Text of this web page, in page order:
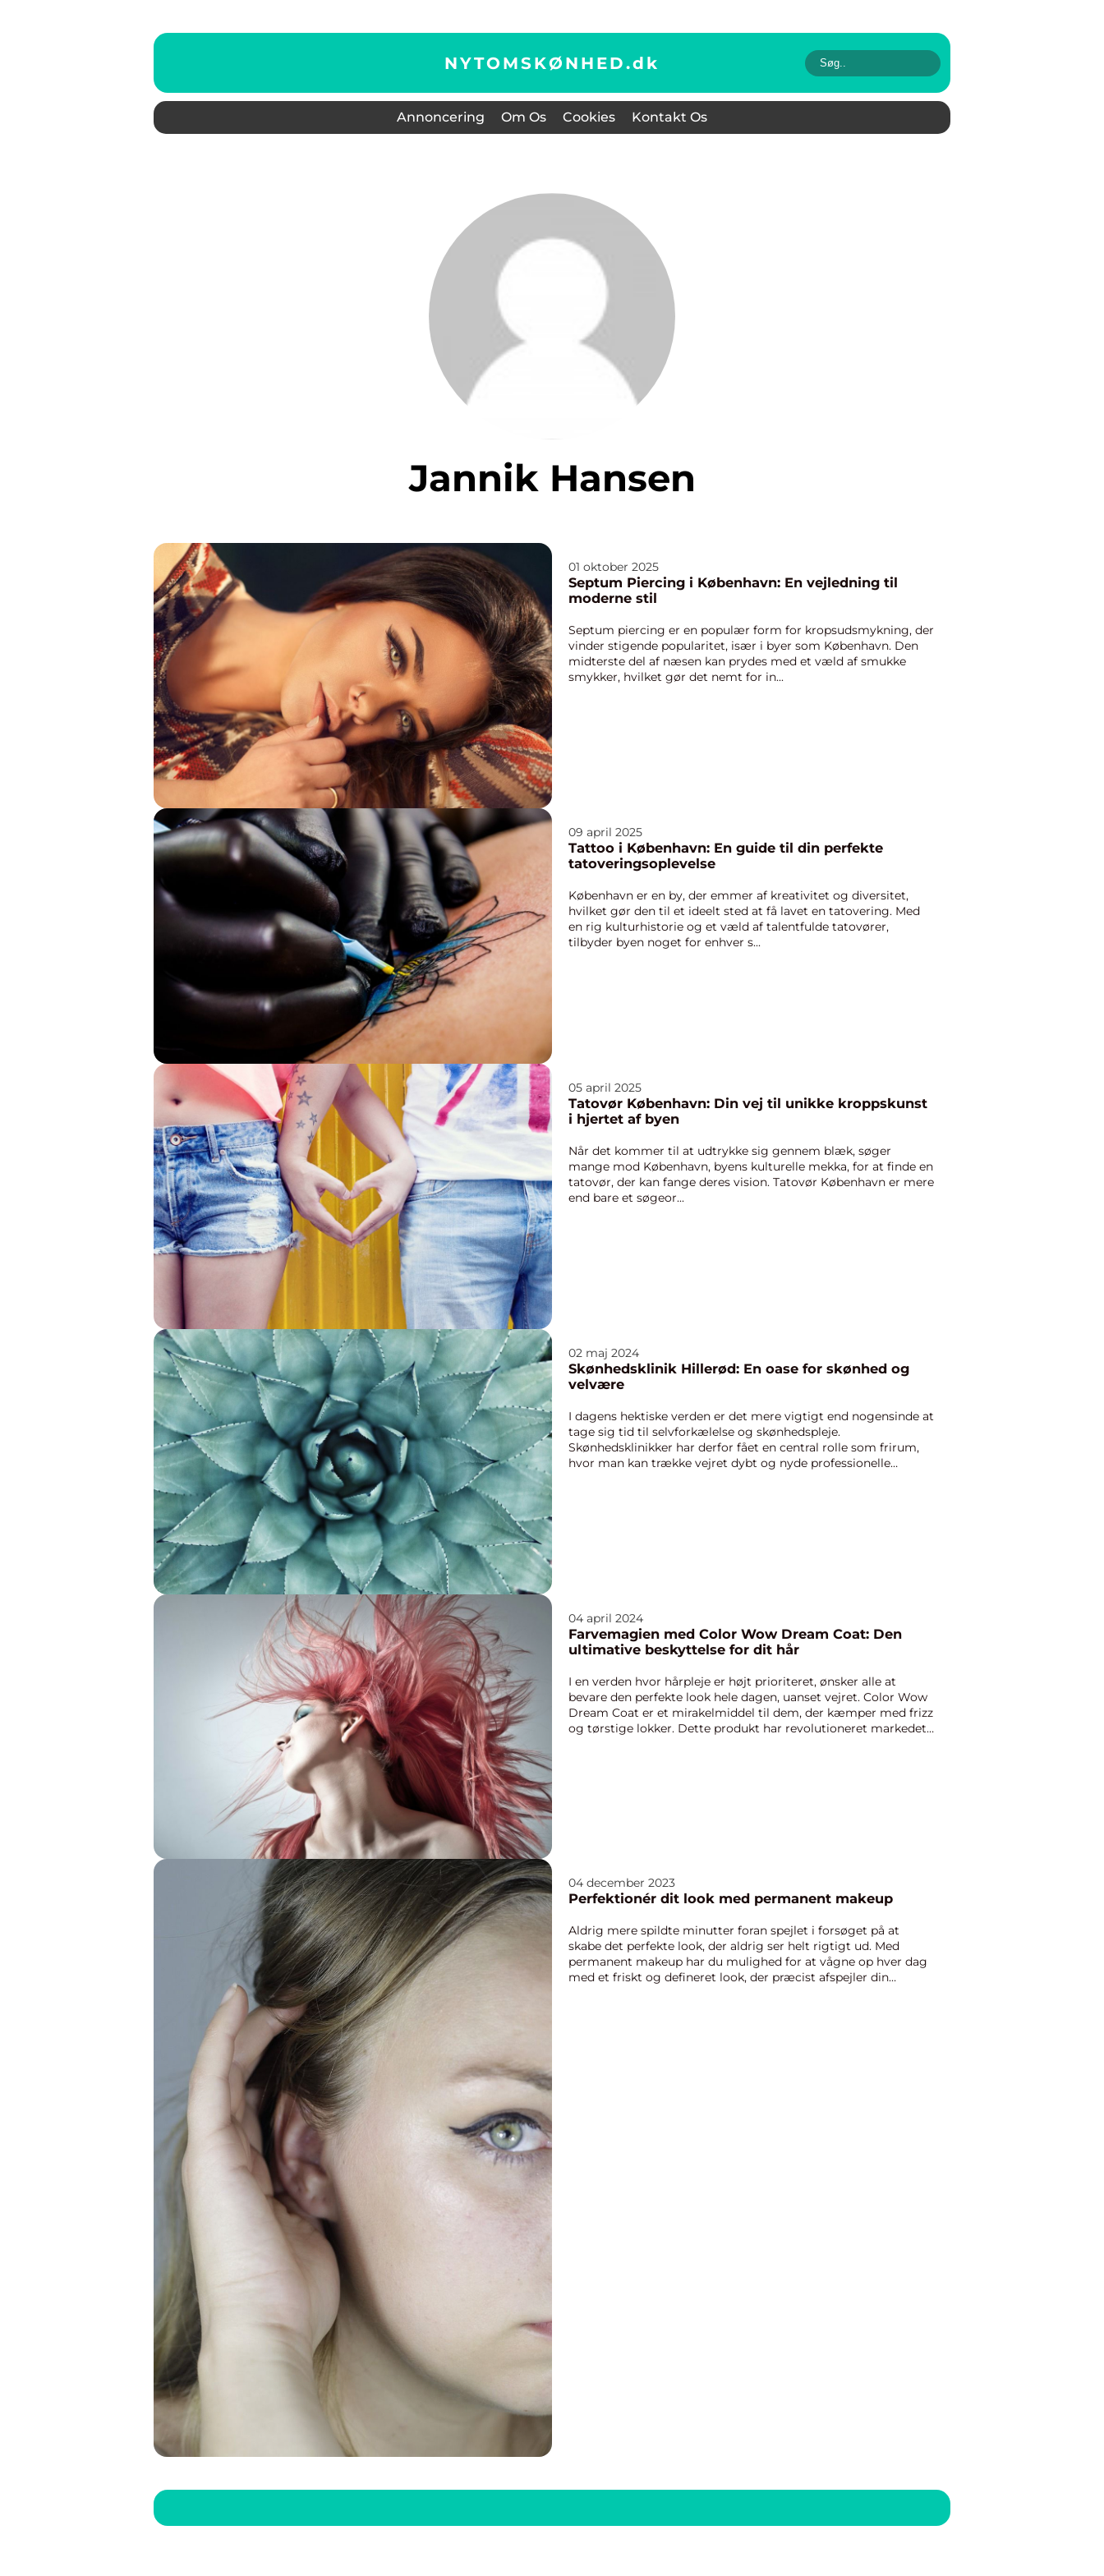
NYTOMSKØNHED.dk
Annoncering Om Os Cookies Kontakt Os
Jannik Hansen
01 oktober 2025
Septum Piercing i København: En vejledning til
moderne stil
Septum piercing er en populær form for kropsudsmykning, der
vinder stigende popularitet, især i byer som København. Den
midterste del af næsen kan prydes med et væld af smukke
smykker, hvilket gør det nemt for in...
09 april 2025
Tattoo i København: En guide til din perfekte
tatoveringsoplevelse
København er en by, der emmer af kreativitet og diversitet,
hvilket gør den til et ideelt sted at få lavet en tatovering. Med
en rig kulturhistorie og et væld af talentfulde tatovører,
tilbyder byen noget for enhver s...
05 april 2025
Tatovør København: Din vej til unikke kroppskunst
i hjertet af byen
Når det kommer til at udtrykke sig gennem blæk, søger
mange mod København, byens kulturelle mekka, for at finde en
tatovør, der kan fange deres vision. Tatovør København er mere
end bare et søgeor...
02 maj 2024
Skønhedsklinik Hillerød: En oase for skønhed og
velvære
I dagens hektiske verden er det mere vigtigt end nogensinde at
tage sig tid til selvforkælelse og skønhedspleje.
Skønhedsklinikker har derfor fået en central rolle som frirum,
hvor man kan trække vejret dybt og nyde professionelle
04 april 2024
Farvemagien med Color Wow Dream Coat: Den
ultimative beskyttelse for dit hår
I en verden hvor hårpleje er højt prioriteret, ønsker alle at
bevare den perfekte look hele dagen, uanset vejret. Color Wow
Dream Coat er et mirakelmiddel til dem, der kæmper med frizz
og tørstige lokker. Dette produkt har revolutioneret markedet
04 december 2023
Perfektionér dit look med permanent makeup
Aldrig mere spildte minutter foran spejlet i forsøget på at
skabe det perfekte look, der aldrig ser helt rigtigt ud. Med
permanent makeup har du mulighed for at vågne op hver dag
med et friskt og defineret look, der præcist afspejler din